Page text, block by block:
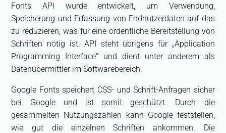
Fonts API wurde entwickelt, um Verwendung,
Speicherung und Erfassung von Endnutzerdaten auf das
zu reduzieren, was für eine ordentliche Bereitstellung von
Schriften nötig ist. API steht übrigens für „Application
Programming Interface“ und dient unter anderem als
Datenübermittler im Softwarebereich.
Google Fonts speichert CSS- und Schrift-Anfragen sicher
bei Google und ist somit geschützt. Durch die
gesammelten Nutzungszahlen kann Google feststellen,
wie gut die einzelnen Schriften ankommen. Die